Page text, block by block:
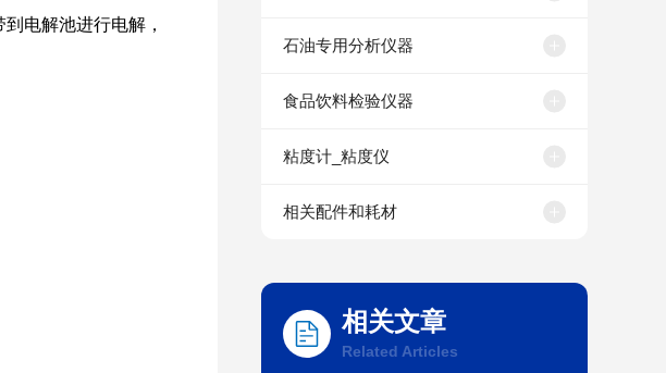
石油专用分析仪器
食品饮料检验仪器
粘度计_粘度仪
相关配件和耗材
相关文章
Related Articles
电解池进行电解，